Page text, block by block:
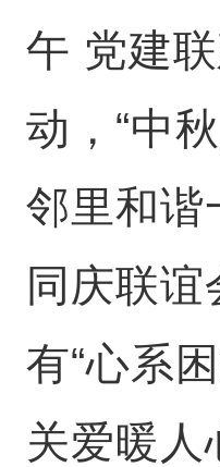
午 党建
动，“中
邻里和谐
同庆联
有“心系
关爱暖人